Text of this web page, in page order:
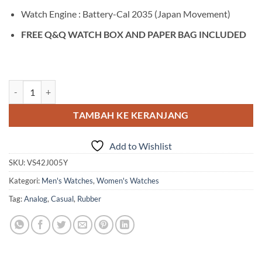
Watch Engine : Battery-Cal 2035 (Japan Movement)
FREE Q&Q WATCH BOX AND PAPER BAG INCLUDED
TAMBAH KE KERANJANG
Add to Wishlist
SKU:VS42J005Y
Kategori: Men's Watches,Women's Watches
Tag:Analog,Casual, Rubber